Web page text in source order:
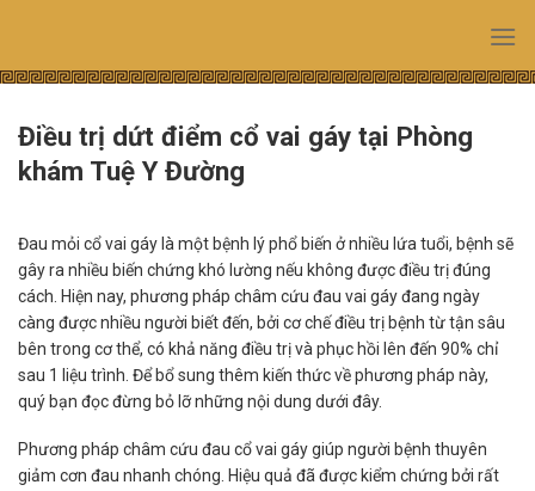
content
Điều trị dứt điểm cổ vai gáy tại Phòng
khám Tuệ Y Đường
Đau mỏi cổ vai gáy là một bệnh lý phổ biến ở nhiều lứa tuổi, bệnh sẽ
gây ra nhiều biến chứng khó lường nếu không được điều trị đúng
cách. Hiện nay, phương pháp châm cứu đau vai gáy đang ngày
càng được nhiều người biết đến, bởi cơ chế điều trị bệnh từ tận sâu
bên trong cơ thể, có khả năng điều trị và phục hồi lên đến 90% chỉ
sau 1 liệu trình. Để bổ sung thêm kiến thức về phương pháp này,
quý bạn đọc đừng bỏ lỡ những nội dung dưới đây.
Phương pháp châm cứu đau cổ vai gáy giúp người bệnh thuyên
giảm cơn đau nhanh chóng. Hiệu quả đã được kiểm chứng bởi rất